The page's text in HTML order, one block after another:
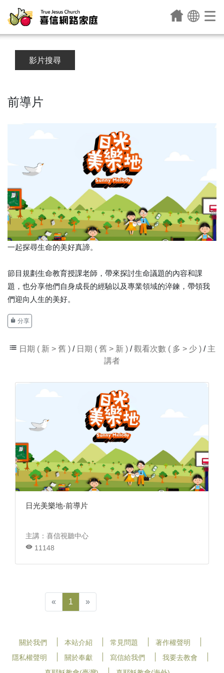
影片搜尋
前導片
一起探尋生命的美好真諦。
節目規劃生命教育授課老師，帶來探討生命議題的內容和課
題，也分享他們自身成長的經驗以及專業領域的淬鍊，帶領我
們迎向人生的美好。
分享
日期 ( 新 > 舊 )/ 日期 ( 舊 > 新 )/觀看次數 ( 多 > 少 )/ 主
講者
日光美樂地-前導片
主講：喜信視聽中心
11148
« 1 »
關於我們 本站介紹 常見問題
著作權聲明
隱私權聲明
關於奉獻 寫信給我們
我要去教會